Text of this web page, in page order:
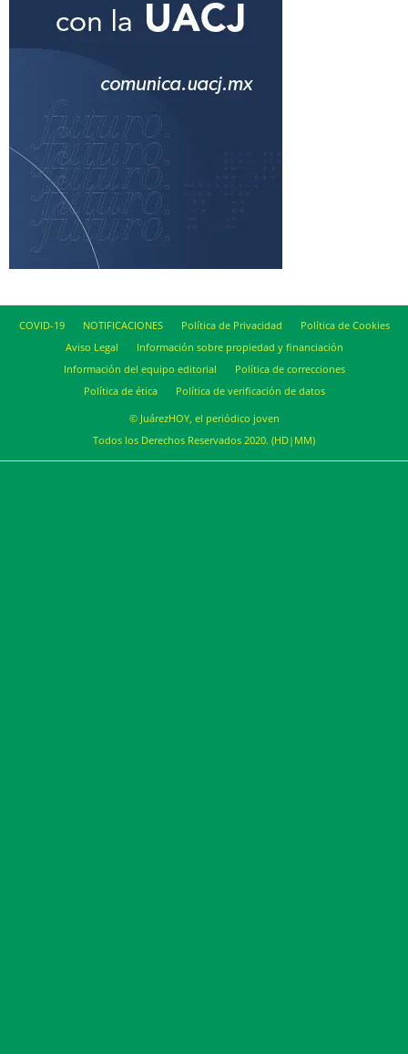
COVID-19 NOTIFICACIONES Política de Privacidad
Política de Cookies
Aviso Legal
Información sobre propiedad y financiación
Información del equipo editorial
Política de correcciones
Política de ética
Política de verificación de datos
© JuárezHOY, el periódico joven
Todos los Derechos Reservados 2020. (HD|MM)